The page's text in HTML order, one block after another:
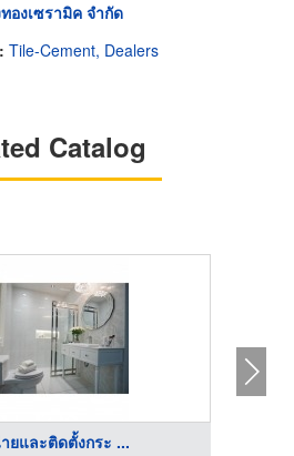
องเซรามิค จำกัด
Tile-Cement, Dealers
Catalog
และติดตั้งกระ ...